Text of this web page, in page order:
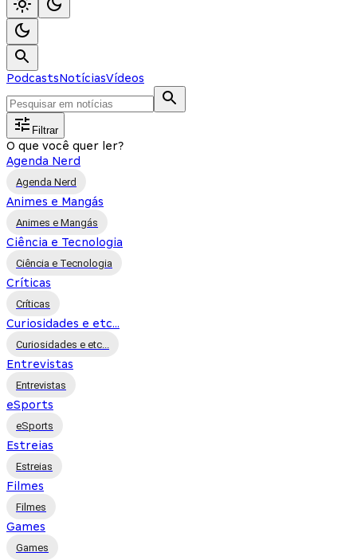
PodcastsNotíciasVídeos
Filtrar
O que você quer ler?
Agenda Nerd
Agenda Nerd
Animes e Mangás
Animes e Mangás
Ciência e Tecnologia
Ciência e Tecnologia
Críticas
Críticas
Curiosidades e etc...
Curiosidades e etc...
Entrevistas
Entrevistas
eSports
eSports
Estreias
Estreias
Filmes
Filmes
Games
Games